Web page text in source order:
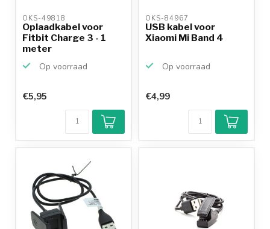
OKS-49818
Oplaadkabel voor
Fitbit Charge 3 - 1
meter
Op voorraad
€5,95
OKS-84967
USB kabel voor
Xiaomi Mi Band 4
Op voorraad
€4,99